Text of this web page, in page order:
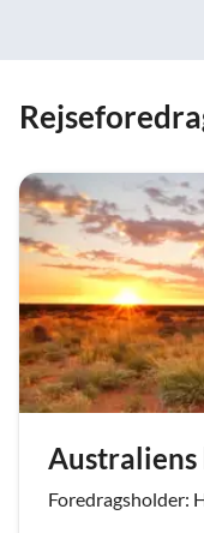
Foredragsholder: